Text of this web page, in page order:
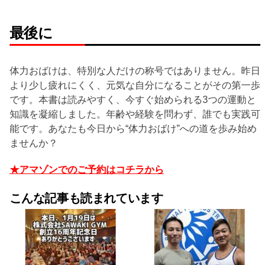
最後に
体力おばけは、特別な人だけの称号ではありません。昨日
より少し疲れにくく、元気な自分になることがその第一歩
です。本書は読みやすく、今すぐ始められる3つの運動と
知識を凝縮しました。年齢や経験を問わず、誰でも実践可
能です。あなたも今日から“体力おばけ”への道を歩み始め
ませんか？
★アマゾンでのご予約はコチラから
こんな記事も読まれています